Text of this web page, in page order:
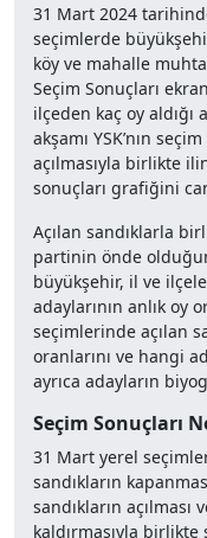
31 Mart 2024
seçimlerde
köy ve mahalle
Seçim Sonuçları
ilçeden kaç oy
akşamı YSK’nın
açılmasıyla birlikte
sonuçları grafiğini
Açılan sandıklarla
partinin önde
büyükşehir, il ve
adaylarının anlık oy
seçimlerinde açılan
oranlarını ve hangi
ayrıca adayların
Seçim Sonuçları
31 Mart yerel
sandıkların
sandıkların açılması
kaldırmasıyla